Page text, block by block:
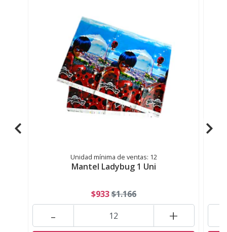
Unidad mínima de ventas: 12
Mantel Ladybug 1 Uni
$933$1.166
+
-